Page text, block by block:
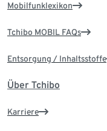
Mobilfunklexikon
Tchibo MOBIL FAQs
Entsorgung / Inhaltsstoffe
Über Tchibo
Karriere